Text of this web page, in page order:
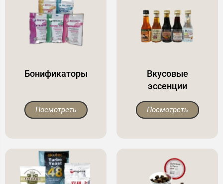
Бонификаторы
Посмотреть
Вкусовые
эссенции
Посмотреть